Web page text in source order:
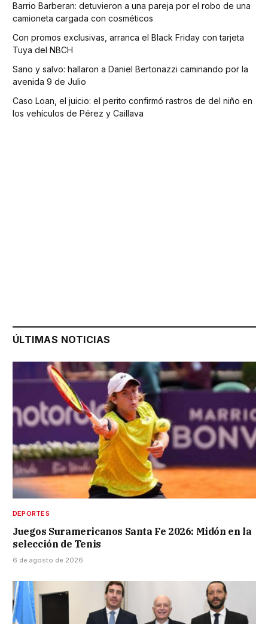
Barrio Barberan: detuvieron a una pareja por el robo de una
camioneta cargada con cosméticos
Con promos exclusivas, arranca el Black Friday con tarjeta
Tuya del NBCH
Sano y salvo: hallaron a Daniel Bertonazzi caminando por la
avenida 9 de Julio
Caso Loan, el juicio: el perito confirmó rastros de del niño en
los vehículos de Pérez y Caillava
ÚLTIMAS NOTICIAS
DEPORTES
Juegos Suramericanos Santa Fe 2026: Midón en la
selección de Tenis
6 de agosto de 2026